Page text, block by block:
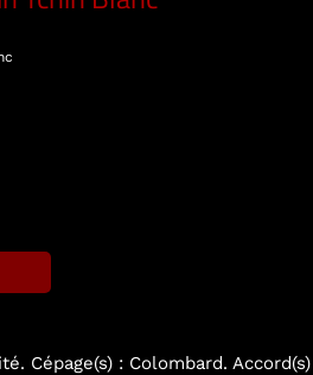
Cépage(s) : Colombard. Accord(s)